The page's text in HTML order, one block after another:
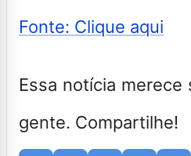
Fonte: Clique aqui
Essa notícia merece
gente. Compartilhe!